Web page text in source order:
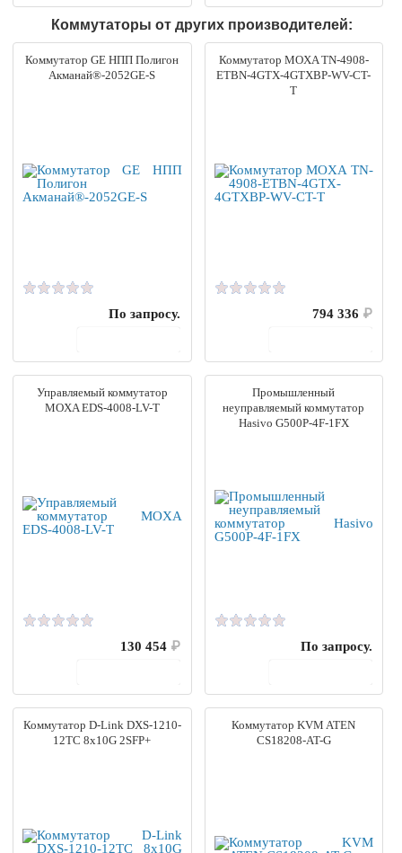
Коммутаторы от других производителей:
Коммутатор GE НПП Полигон
Акманай®-2052GE-S
По запросу.
Коммутатор MOXA TN-4908-
ETBN-4GTX-4GTXBP-WV-CT-
T
794 336 ₽
Управляемый коммутатор
MOXA EDS-4008-LV-T
130 454 ₽
Промышленный
неуправляемый коммутатор
Hasivo G500P-4F-1FX
По запросу.
Коммутатор D-Link DXS-1210-
12TC 8x10G 2SFP+
Коммутатор KVM ATEN
CS18208-AT-G